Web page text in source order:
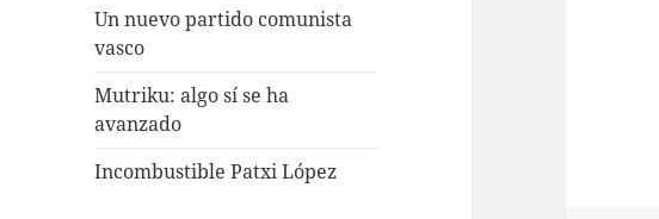
Un nuevo partido comunista
vasco
Mutriku: algo sí se ha
avanzado
Incombustible Patxi López